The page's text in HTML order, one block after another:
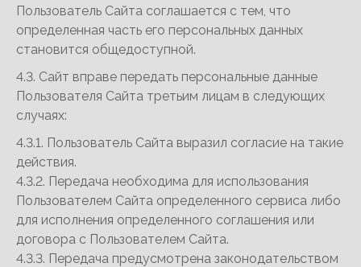
Пользователь Сайта соглашается с тем, что
определенная часть его персональных данных
становится общедоступной.
4.3. Сайт вправе передать персональные данные
Пользователя Сайта третьим лицам в следующих
случаях:
4.3.1. Пользователь Сайта выразил согласие на такие
действия.
4.3.2. Передача необходима для использования
Пользователем Сайта определенного сервиса либо
для исполнения определенного соглашения или
договора с Пользователем Сайта.
4.3.3. Передача предусмотрена законодательством